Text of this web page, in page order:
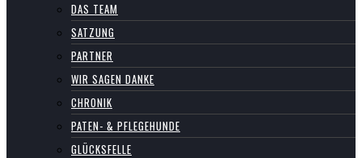
DAS TEAM
SATZUNG
PARTNER
WIR SAGEN DANKE
CHRONIK
PATEN- & PFLEGEHUNDE
GLÜCKSFELLE